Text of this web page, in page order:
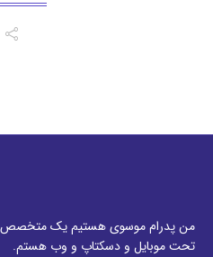
من پدرام موسوی هستیم یک متخصص
تحت موبایل و دسکتاپ و وب هستم.